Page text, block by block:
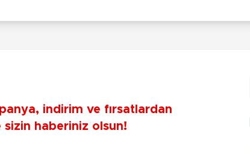
indirim ve fırsatlardan
sizin haberiniz olsun!